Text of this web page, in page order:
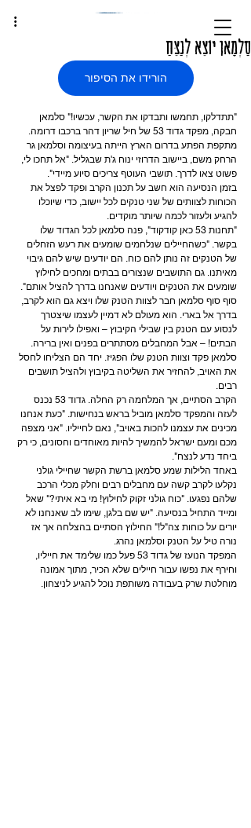
סַלְמָאן יוֹצֵא לְנַצֵּחַ
הורידו את הסיפור
"תתדלקו, תחמשו ותבדקו את הקשר, עכשיו!" סלמאן
חבקה, מפקד גדוד 53 של חיל שריון דהר ברכבו דרומה.
מתקפת הפתע בדרום הארץ הייתה בעיצומה וסלמאן גר
הרחק משם, ביישוב הדרוזי ינוח ג'ת שבגליל. "אל תחכו לי,
פשוט צאו לדרך. תושבי העוטף צריכים סיוע מיידי".
בזמן הנסיעה הוא חשב על תכנון הקרב ופקד לפצל את
הכוחות לצוותים של שני טנקים לכל יישוב, כדי שיוכלו
להגיע ולעזור לכמה שיותר מוקדים.
"תחנות 53 כאן קודקוד", פנה סלמאן לכל הגדוד שלו
בקשר. "כשהחיילים שנלחמים שומעים את רעש הזחלים
של הטנקים זה נותן להם כוח. הם יודעים שיש להם גיבוי
מאיתנו. גם התושבים שנצורים בבתים ומחכים לחילוץ
שומעים את הטנקים ויודעים שאנחנו בדרך להציל אותם".
סוף סוף סלמאן חבר לצוות הטנק שלו ויצא גם הוא לקרב,
בדרך אל בארי. הוא מעולם לא דמיין לעצמו שיצטרך
לנסוע עם הטנק בין שבילי הקיבוץ – ואפילו לירות על
הבתים! – אבל המחבלים מסתתרים בפנים ואין ברירה.
סלמאן פקד וצוות הטנק שלו הפגיז. יחד הם הצליחו לחסל
את האויב, להחזיר את השליטה בקיבוץ ולהציל תושבים
רבים.
הקרב הסתיים, אך המלחמה רק החלה. גדוד 53 נכנס
לעזה והמפקד סלמאן מוביל בראש בנחישות. "כעת אנחנו
מכינים את עצמנו להכות באויב", נאם לחייליו. "אני מצפה
מכם ומעם ישראל להמשיך להיות מאוחדים וחסונים, כי רק
ביחד נדע לנצח".
באחד הלילות שמע סלמאן ברשת הקשר שחיילי גולני
נקלעו לקרב קשה עם מחבלים רבים וחלק מכלי הרכב
שלהם נפגעו. "כוח גולני זקוק לחילוץ! מי בא איתי?" שאל
ומייד התחיל בנסיעה. "יש שם בלגן, שימו לב שאנחנו לא
יורים על כוחות צה"ל!" החילוץ הסתיים בהצלחה אך אז
נורה טיל על הטנק וסלמאן נהרג.
המפקד הנועז של גדוד 53 פעל כמו שלימד את חייליו,
וחירף את נפשו עבור חיילים שלא הכיר, מתוך אמונה
מוחלטת שרק בעבודה משותפת נוכל להגיע לניצחון.